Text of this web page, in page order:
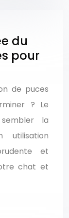
du
pour
de puces
? Le
la
utilisation
et
chat et